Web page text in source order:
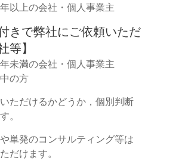
以上の会社・個人事業主
きで弊社にご依頼いただ
等】
未満の会社・個人事業主
の方
ただけるかどうか，個別判断
。
単発のコンサルティング等は
だけます。